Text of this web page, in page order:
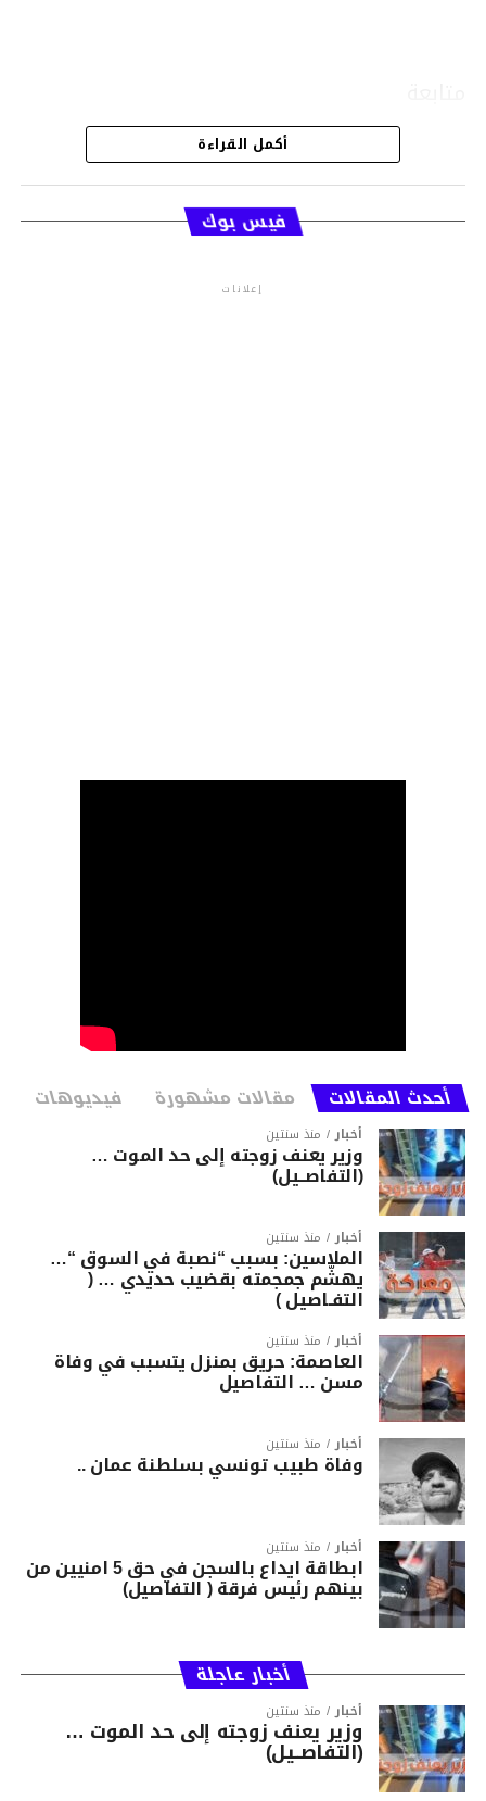
قسم الاخبار
أكمل القراءة
فيس بوك
إعلانات
أحدث المقالات مقالات مشهورة فيديوهات
أخبار منذ سنتين
وزير يعنف زوجته إلى حد الموت …
(التفاصــيل)
أخبار منذ سنتين
الملاسين: بسبب “نصبة في السوق “…
يهشّم جمجمته بقضيب حديدي … (
التفـاصيل )
أخبار منذ سنتين
العاصمة: حريق بمنزل يتسبب في وفاة
مسن … التفاصيل
أخبار منذ سنتين
وفاة طبيب تونسي بسلطنة عمان ..
أخبار منذ سنتين
ابطاقة ايداع بالسجن في حق 5 امنيين من
بينهم رئيس فرقة ( التفاصيل)
أخبار عاجلة
أخبار منذ سنتين
وزير يعنف زوجته إلى حد الموت …
(التفاصــيل)